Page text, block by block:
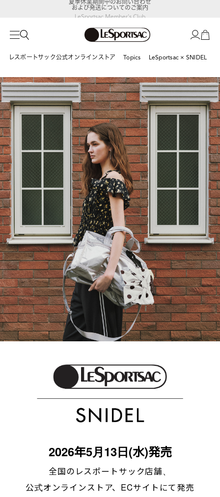
LeSportsac Member's Club
ポイントアップキャンペーン開催中
レスポートサック公式オンラインストア Topics LeSportsac × SNIDEL
2026年5月13日(水)発売
全国のレスポートサック店舗、
公式オンラインストア、ECサイトにて発売